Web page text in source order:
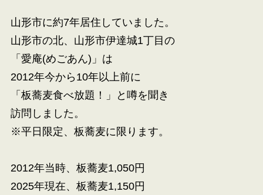
山形市に約7年居住していました。
山形市の北、山形市伊達城1丁目の
「愛庵(めごあん)」は
2012年今から10年以上前に
「板蕎麦食べ放題！」と噂を聞き
訪問しました。
※平日限定、板蕎麦に限ります。
2012年当時、板蕎麦1,050円
2025年現在、板蕎麦1,150円